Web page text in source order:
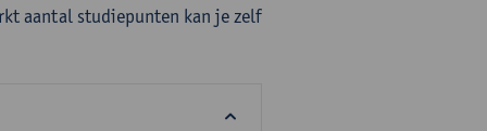
aantal studiepunten kan je zelf